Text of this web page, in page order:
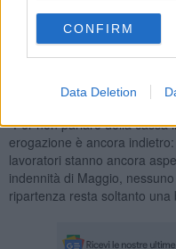
CONFIRM
Data Deletion
dell'Inps non riconoscano
irregolare. L'irregolarità
dialogare con gli uffici
assolutamente inaccettabile”.
“Per non parlare della
erogazione è ancora
lavoratori stanno ancora
indennità di Maggio,
ripartenza resta soltanto una